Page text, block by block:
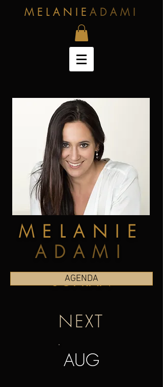
MELANIE ADAMI
MELANIE
ADAMI
SOPRAN
AGENDA
NEXT
AUG